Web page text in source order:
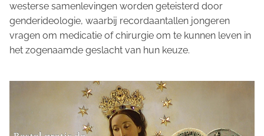
westerse samenlevingen worden geteisterd door
genderideologie, waarbij recordaantallen jongeren
vragen om medicatie of chirurgie om te kunnen leven in
het zogenaamde geslacht van hun keuze.